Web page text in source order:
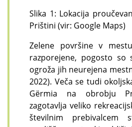
Slika 1: Lokacija
Prištini (vir: Google Maps)
Zelene površine v
razporejene, pogosto so
ogroža jih neurejena
2022). Veča se tudi
Gërmia na obrobju
zagotavlja veliko
številnim prebivalcem